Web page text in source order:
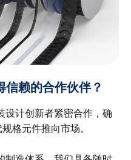
赖的合作伙伴？
设计创新者紧密合作，确
格元件推向市场。